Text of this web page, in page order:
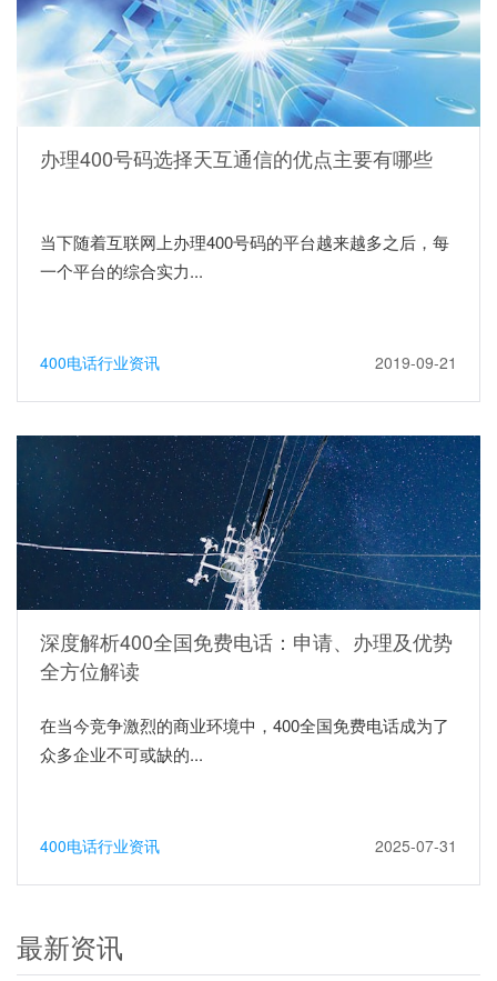
办理400号码选择天互通信的优点主要有哪些
当下随着互联网上办理400号码的平台越来越多之后，每
一个平台的综合实力...
400电话行业资讯 2019-09-21
深度解析400全国免费电话：申请、办理及优势
全方位解读
在当今竞争激烈的商业环境中，400全国免费电话成为了
众多企业不可或缺的...
400电话行业资讯 2025-07-31
最新资讯